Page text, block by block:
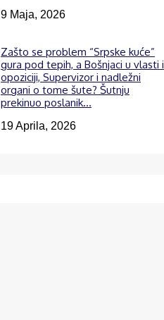
9 Maja, 2026
Zašto se problem “Srpske kuće”
gura pod tepih, a Bošnjaci u vlasti i
opoziciji, Supervizor i nadležni
organi o tome šute? Šutnju
prekinuo poslanik...
19 Aprila, 2026